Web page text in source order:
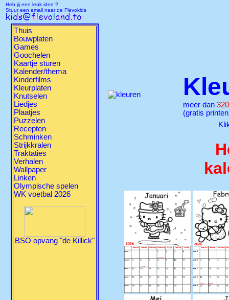
Heb jij een leuk idee ?
Stuur een email naar de Flevokids
Thuis
Bouwplaten
Games
Goochelen
Kaartje sturen
Kalender/thema
Kinderfilms
Kleurplaten
Knutselen
Liedjes
Plaatjes
Puzzelen
Recepten
Schminken
Strijkkralen
Traktaties
Verhalen
Wallpaper
Linken
Olympische spelen
WK voetbal 2026
BSO opvang "de Killick"
meer dan
(gratis